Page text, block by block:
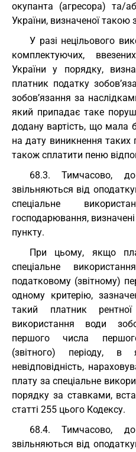
окупанта (агресора) та/
України, визначеної такою
У разі нецільового
комплектуючих,
України у порядку,
платник податку
зобов’язання за
який припадає таке
додану вартість, що мала
на дату виникнення таких
також сплатити пеню
68.3. Тимчасово,
звільняються від
спеціальне
господарювання,
пункту.
При цьому, якщо
спеціальне
податковому (звітному)
одному критерію,
такий платник
використання води
першого числа
(звітного) періоду, в
невідповідність,
плату за спеціальне
порядку за ставками,
статті 255 цього Кодексу.
68.4. Тимчасово,
звільняються від